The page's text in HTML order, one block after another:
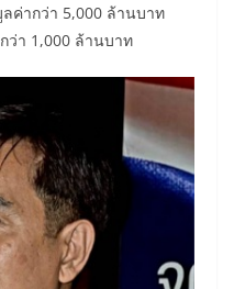
ค่ากว่า 5,000 ล้านบาท
ว่า 1,000 ล้านบาท